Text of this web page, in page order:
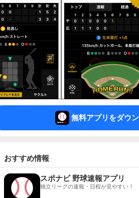
無料アプリをダウ
おすすめ情報
スポナビ 野球速報アプリ
独立リーグの速報・日程が見やすい！